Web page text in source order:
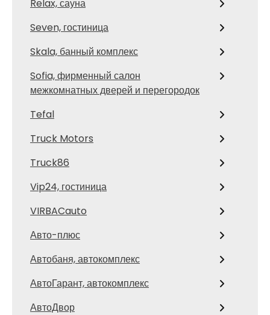
Relax, сауна
Seven, гостиница
Skala, банный комплекс
Sofia, фирменный салон
межкомнатных дверей и перегородок
Tefal
Truck Motors
Truck86
Vip24, гостиница
VIRBACauto
Авто-плюс
Автобаня, автокомплекс
АвтоГарант, автокомплекс
АвтоДвор